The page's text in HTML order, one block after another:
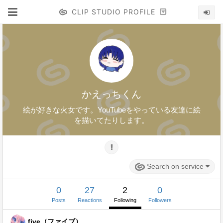
CLIP STUDIO PROFILE
かえっちくん
絵が好きな火女です。YouTubeをやっている友達に絵
を描いてたりします。
Search on service
0
Posts
27
Reactions
2
Following
0
Followers